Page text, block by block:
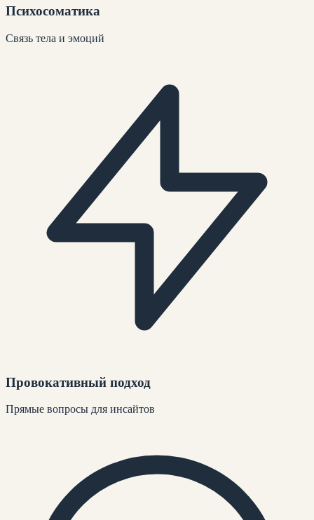
Психосоматика
Связь тела и эмоций
Провокативный подход
Прямые вопросы для инсайтов